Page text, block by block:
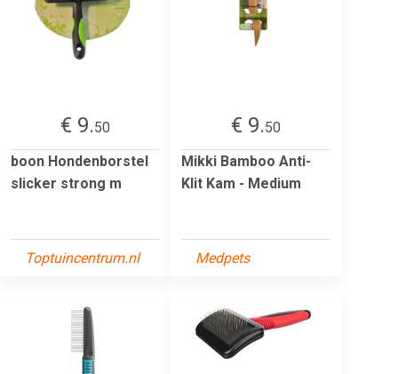
€ 9.50
boon Hondenborstel
slicker strong m
Toptuincentrum.nl
€ 9.50
Mikki Bamboo Anti-
Klit Kam - Medium
Medpets